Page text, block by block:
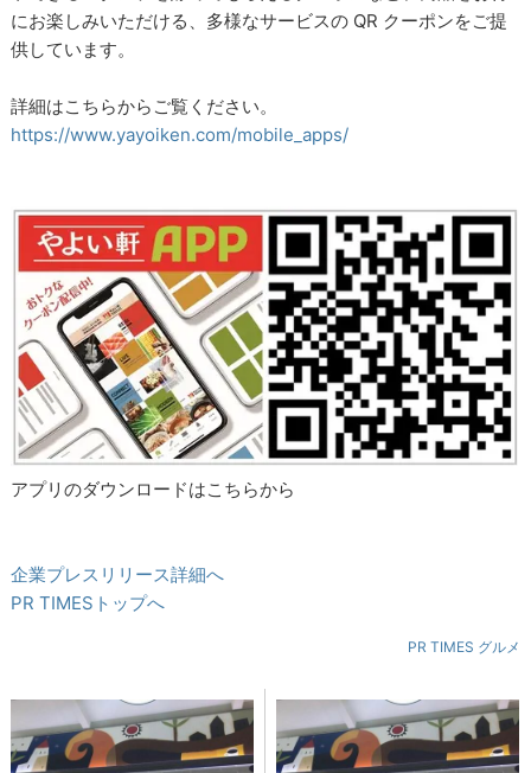
にお楽しみいただける、多様なサービスの QR クーポンをご提
供しています。
詳細はこちらからご覧ください。
https://www.yayoiken.com/mobile_apps/
アプリのダウンロードはこちらから
企業プレスリリース詳細へ
PR TIMESトップへ
PR TIMES グルメ